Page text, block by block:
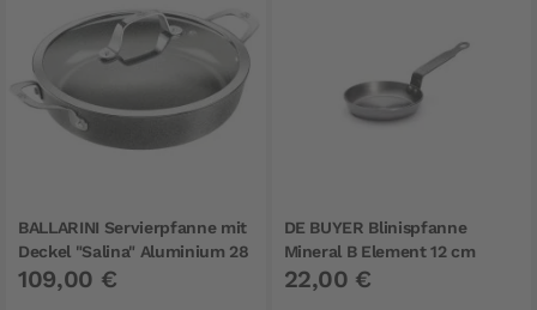
BALLARINI Servierpfanne mit
Deckel "Salina" Aluminium 28
cm
109,00 €
DE BUYER Blinispfanne
Mineral B Element 12 cm
22,00 €